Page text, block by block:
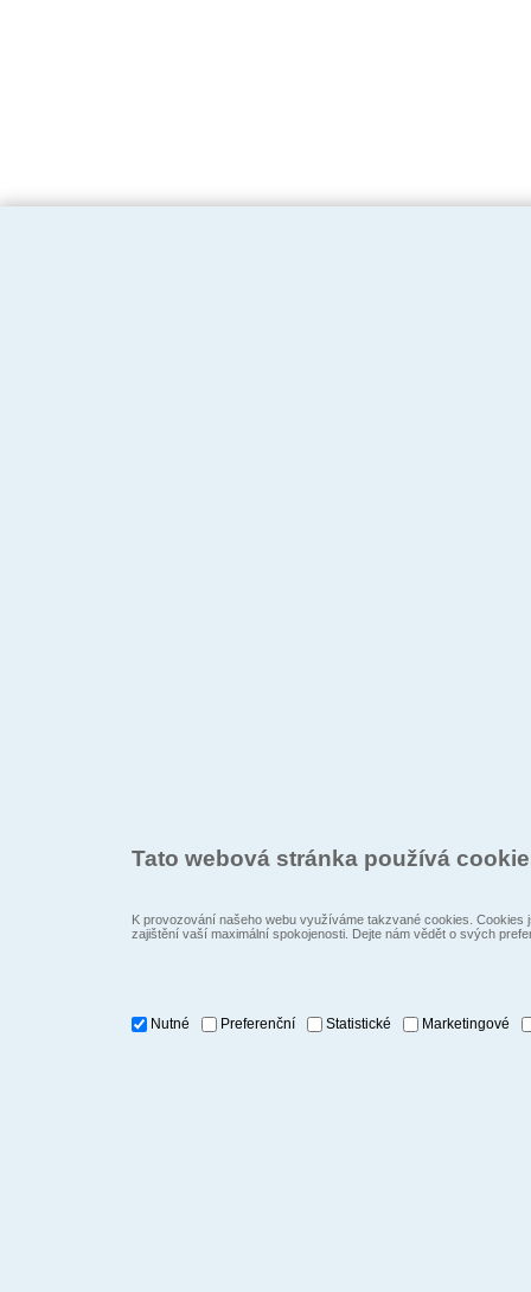
Tato webová stránka používá
K provozování našeho webu využíváme takzvané cookies.
zajištění vaší maximální spokojenosti. Dejte nám vědět o svých
Nutné Preferenční Statistické Marketingové